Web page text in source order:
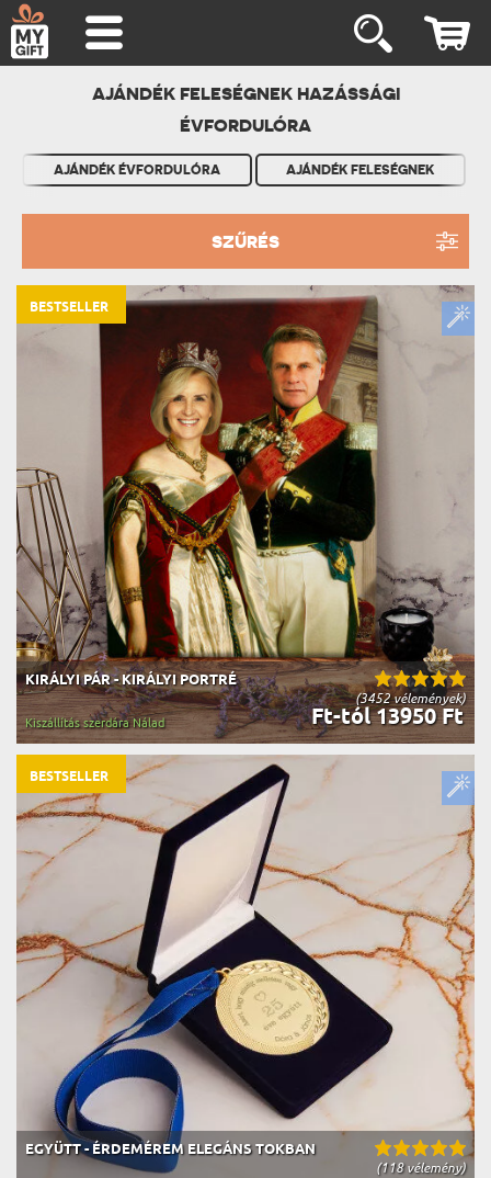
AJÁNDÉK FELESÉGNEK HAZÁSSÁGI
ÉVFORDULÓRA
AJÁNDÉK ÉVFORDULÓRA AJÁNDÉK FELESÉGNEK
SZŰRÉS
(3452 vélemények)
KIRÁLYI PÁR - KIRÁLYI PORTRÉ
Ft-tól 13950 Ft
Kiszállítás szerdára Nálad
BESTSELLER
(118 vélemény)
EGYÜTT - ÉRDEMÉREM ELEGÁNS TOKBAN
BESTSELLER